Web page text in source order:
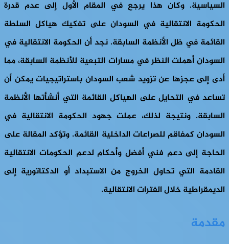
السياسية. وكان هذا يرجع في المقام الأول إلى عدم قدرة
الحكومة الانتقالية في السودان على تفكيك هياكل السلطة
القائمة في ظل الأنظمة السابقة. نجد أن الحكومة الانتقالية في
السودان أهملت النظر في مسارات التبعية للأنظمة السابقة، مما
أدى إلى عجزها عن تزويد شعب السودان باستراتيجيات يمكن أن
تساعد في التحايل على الهياكل القائمة التي أنشأتها الأنظمة
السابقة. ونتيجة لذلك، عملت جهود الحكومة الانتقالية في
السودان كمفاقم للصراعات الداخلية القائمة. وتؤكد المقالة على
الحاجة إلى دعم فني أفضل وأحكام لدعم الحكومات الانتقالية
القادمة التي تحاول الخروج من الاستبداد أو الدكتاتورية إلى
الديمقراطية خلال الفترات الانتقالية.
مقدمة